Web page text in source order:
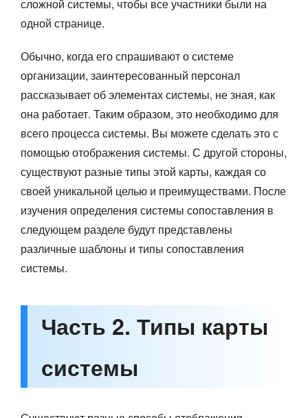
сложной системы, чтобы все участники были на
одной странице.
Обычно, когда его спрашивают о системе
организации, заинтересованный персонал
рассказывает об элементах системы, не зная, как
она работает. Таким образом, это необходимо для
всего процесса системы. Вы можете сделать это с
помощью отображения системы. С другой стороны,
существуют разные типы этой карты, каждая со
своей уникальной целью и преимуществами. После
изучения определения системы сопоставления в
следующем разделе будут представлены
различные шаблоны и типы сопоставления
системы.
Часть 2. Типы карты
системы